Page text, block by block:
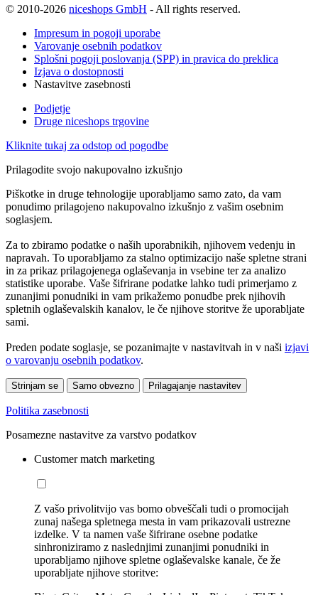
© 2010-2026 niceshops GmbH - All rights reserved.
Impresum in pogoji uporabe
Varovanje osebnih podatkov
Splošni pogoji poslovanja (SPP) in pravica do preklica
Izjava o dostopnosti
Nastavitve zasebnosti
Podjetje
Druge niceshops trgovine
Kliknite tukaj za odstop od pogodbe
Prilagodite svojo nakupovalno izkušnjo
Piškotke in druge tehnologije uporabljamo samo zato, da vam
ponudimo prilagojeno nakupovalno izkušnjo z vašim osebnim
soglasjem.
Za to zbiramo podatke o naših uporabnikih, njihovem vedenju in
napravah. To uporabljamo za stalno optimizacijo naše spletne strani
in za prikaz prilagojenega oglaševanja in vsebine ter za analizo
statistike uporabe. Vaše šifrirane podatke lahko tudi primerjamo z
zunanjimi ponudniki in vam prikažemo ponudbe prek njihovih
spletnih oglaševalskih kanalov, le če njihove storitve že uporabljate
sami.
Preden podate soglasje, se pozanimajte v nastavitvah in v naši izjavi
o varovanju osebnih podatkov.
Strinjam se Samo obvezno Prilagajanje nastavitev
Politika zasebnosti
Posamezne nastavitve za varstvo podatkov
Customer match marketing
Z vašo privolitvijo vas bomo obveščali tudi o promocijah
zunaj našega spletnega mesta in vam prikazovali ustrezne
izdelke. V ta namen vaše šifrirane osebne podatke
sinhroniziramo z naslednjimi zunanjimi ponudniki in
uporabljamo njihove spletne oglaševalske kanale, če že
uporabljate njihove storitve: